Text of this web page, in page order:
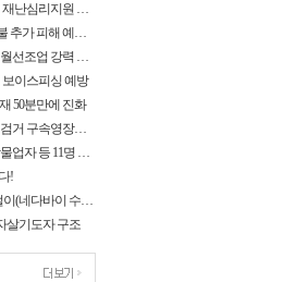
영천시, 산불 피해지역 영양군에 재난심리지원 나섰다!
팔공산국립공원서부사무소, 산불 추가 피해 예방을 위해 탐방로 통제구간 확대
경주시, 기선권현망어선의 도계 월선조업 강력 대응
이스피싱 예방
50분만에 진화
경주경찰서 편의점 강도 피의자 검거 구속영장신청
경주경찰서 금은방 절도범 및 장물업자 등 11명 검거
!
경주경찰서 3인조 상습 금은방털이(네다바이 수법) 검거
살기도자 구조